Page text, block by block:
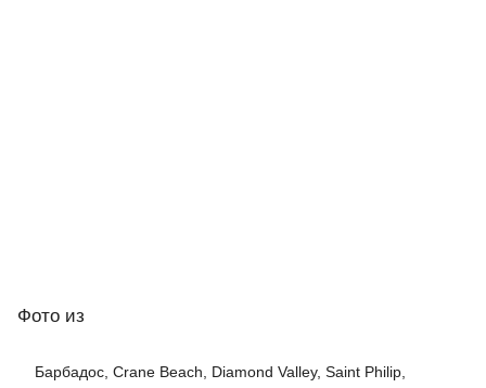
Фото из
Барбадос, Crane Beach, Diamond Valley, Saint Philip,